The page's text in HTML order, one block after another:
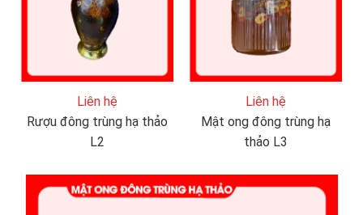
Liên hệ
Rượu đông trùng hạ thảo
L2
Liên hệ
Mật ong đông trùng hạ
thảo L3